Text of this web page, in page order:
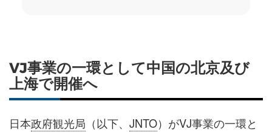
VJ事業の一環として中国の北京及び
上海で開催へ
日本政府観光局 （以下、 JNTO）がVJ事業の一環と